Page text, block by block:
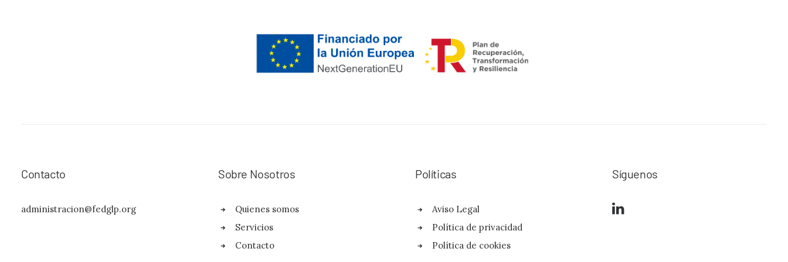
Contacto
administracion@fedglp.org
Sobre Nosotros
Quienes somos
Servicios
Contacto
Políticas
Aviso Legal
Política de privacidad
Política de cookies
Síguenos